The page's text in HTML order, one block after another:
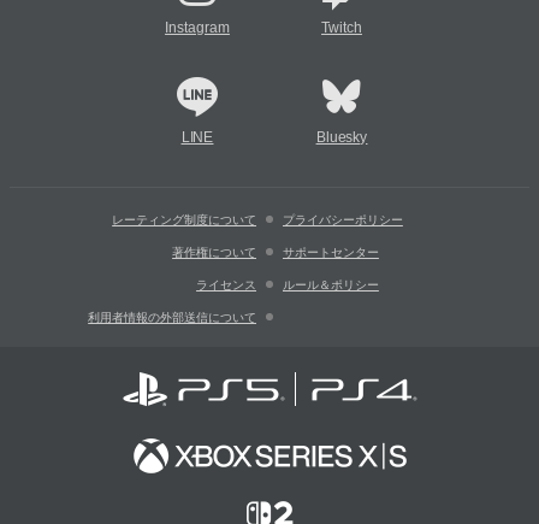
Instagram Twitch
LINE Bluesky
レーティング制度について プライバシーポリシー
著作権について サポートセンター
ライセンス ルール＆ポリシー
利用者情報の外部送信について